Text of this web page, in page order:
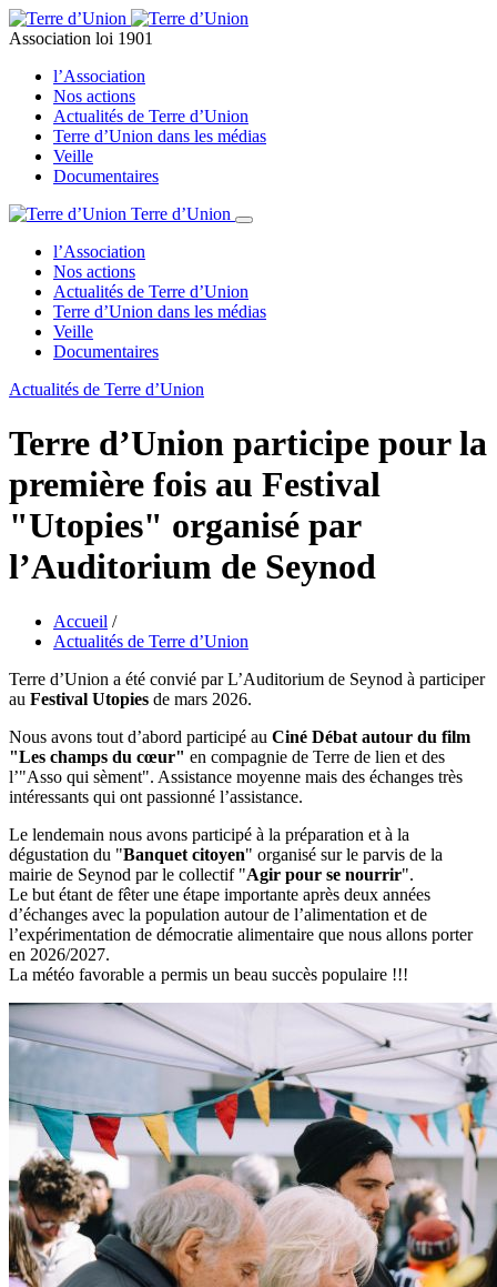
Association loi 1901
l’Association
Nos actions
Actualités de Terre d’Union
Terre d’Union dans les médias
Veille
Documentaires
Terre d’Union
l’Association
Nos actions
Actualités de Terre d’Union
Terre d’Union dans les médias
Veille
Documentaires
Actualités de Terre d’Union
Terre d’Union participe pour la
première fois au Festival
"Utopies" organisé par
l’Auditorium de Seynod
Accueil /
Actualités de Terre d’Union
Terre d’Union a été convié par L’Auditorium de Seynod à participer
au Festival Utopies de mars 2026.
Nous avons tout d’abord participé au Ciné Débat autour du film
"Les champs du cœur" en compagnie de Terre de lien et des
l’"Asso qui sèment". Assistance moyenne mais des échanges très
intéressants qui ont passionné l’assistance.
Le lendemain nous avons participé à la préparation et à la
dégustation du "Banquet citoyen" organisé sur le parvis de la
mairie de Seynod par le collectif "Agir pour se nourrir".
Le but étant de fêter une étape importante après deux années
d’échanges avec la population autour de l’alimentation et de
l’expérimentation de démocratie alimentaire que nous allons porter
en 2026/2027.
La météo favorable a permis un beau succès populaire !!!